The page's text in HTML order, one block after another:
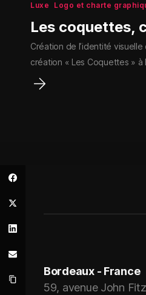
Luxe Logo et charte
Les coquettes,
Création de l’identité
création « Les Coquettes » à
Bordeaux - France
59, avenue John